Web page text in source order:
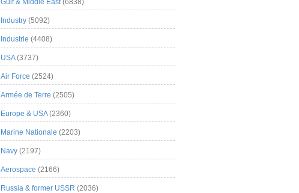
Gulf & Middle East(6838)
Industry (5092)
Industrie (4408)
USA(3737)
Air Force (2524)
Armée de Terre (2505)
Europe & USA(2360)
Marine Nationale (2203)
Navy (2197)
Aerospace (2166)
Russia & former USSR (2036)